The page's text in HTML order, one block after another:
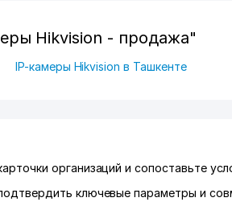
Hikvision - продажа"
IP-камеры Hikvision в Ташкенте
организаций и сопоставьте
ключевые параметры и